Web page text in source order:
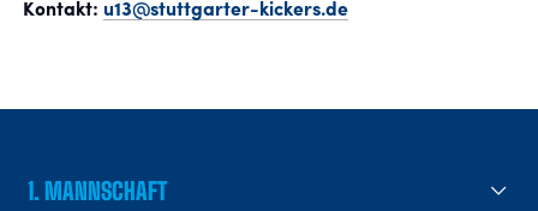
Kontakt: u13@stuttgarter-kickers.de
1. MANNSCHAFT